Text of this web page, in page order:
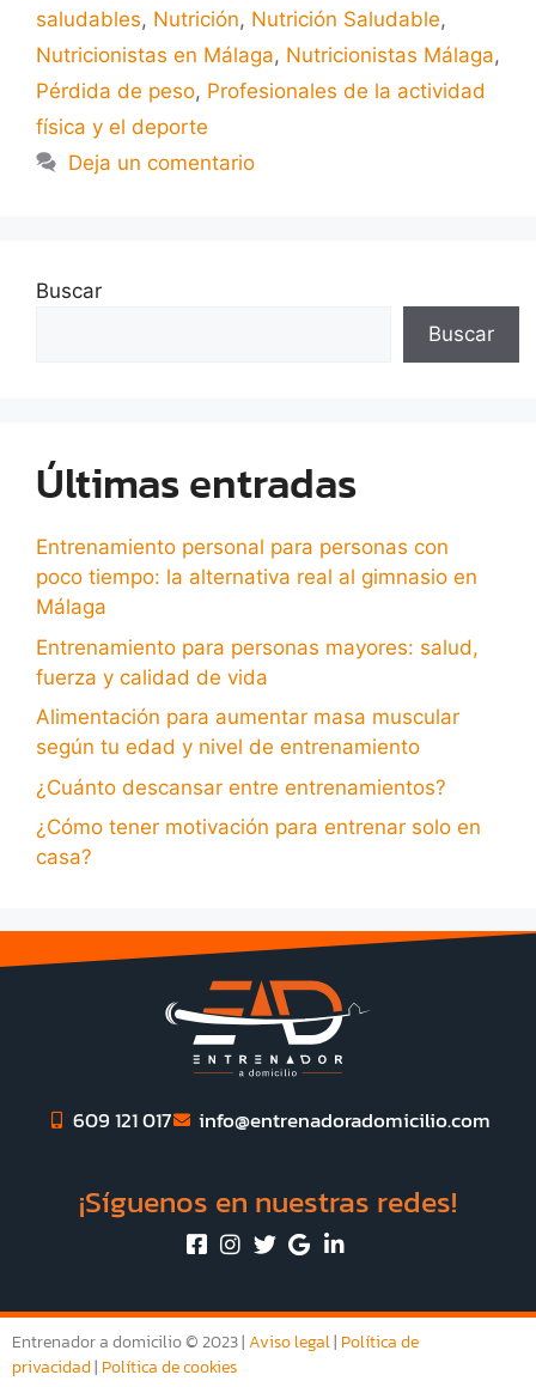
saludables, Nutrición, Nutrición Saludable,
Nutricionistas en Málaga, Nutricionistas Málaga,
Pérdida de peso, Profesionales de la actividad
física y el deporte
Deja un comentario
Buscar
Buscar
Últimas entradas
Entrenamiento personal para personas con
poco tiempo: la alternativa real al gimnasio en
Málaga
Entrenamiento para personas mayores: salud,
fuerza y calidad de vida
Alimentación para aumentar masa muscular
según tu edad y nivel de entrenamiento
¿Cuánto descansar entre entrenamientos?
¿Cómo tener motivación para entrenar solo en
casa?
609 121 017 info@entrenadoradomicilio.com
¡Síguenos en nuestras redes!
Entrenador a domicilio © 2023 |Aviso legal| Política de
privacidad| Política de cookies